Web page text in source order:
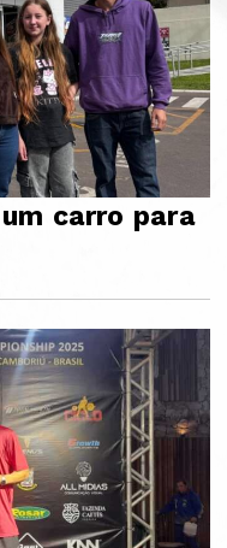
carro para